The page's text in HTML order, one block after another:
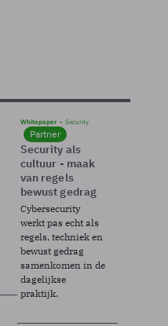
Whitepaper Security
Partner
Security als
cultuur - maak
van regels
bewust gedrag
Cybersecurity
werkt pas echt als
regels, techniek en
bewust gedrag
samenkomen in de
dagelijkse
praktijk.